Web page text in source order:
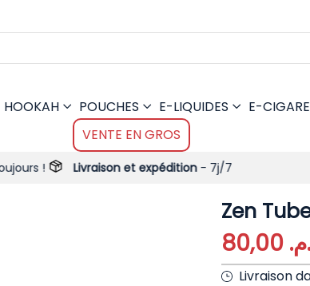
HOOKAH POUCHES E-LIQUIDES
E-
VENTE EN GROS
Livraison et expédition- 7j/7
Zen
80,00
Livraison